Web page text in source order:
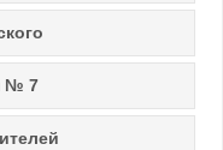
№ 7